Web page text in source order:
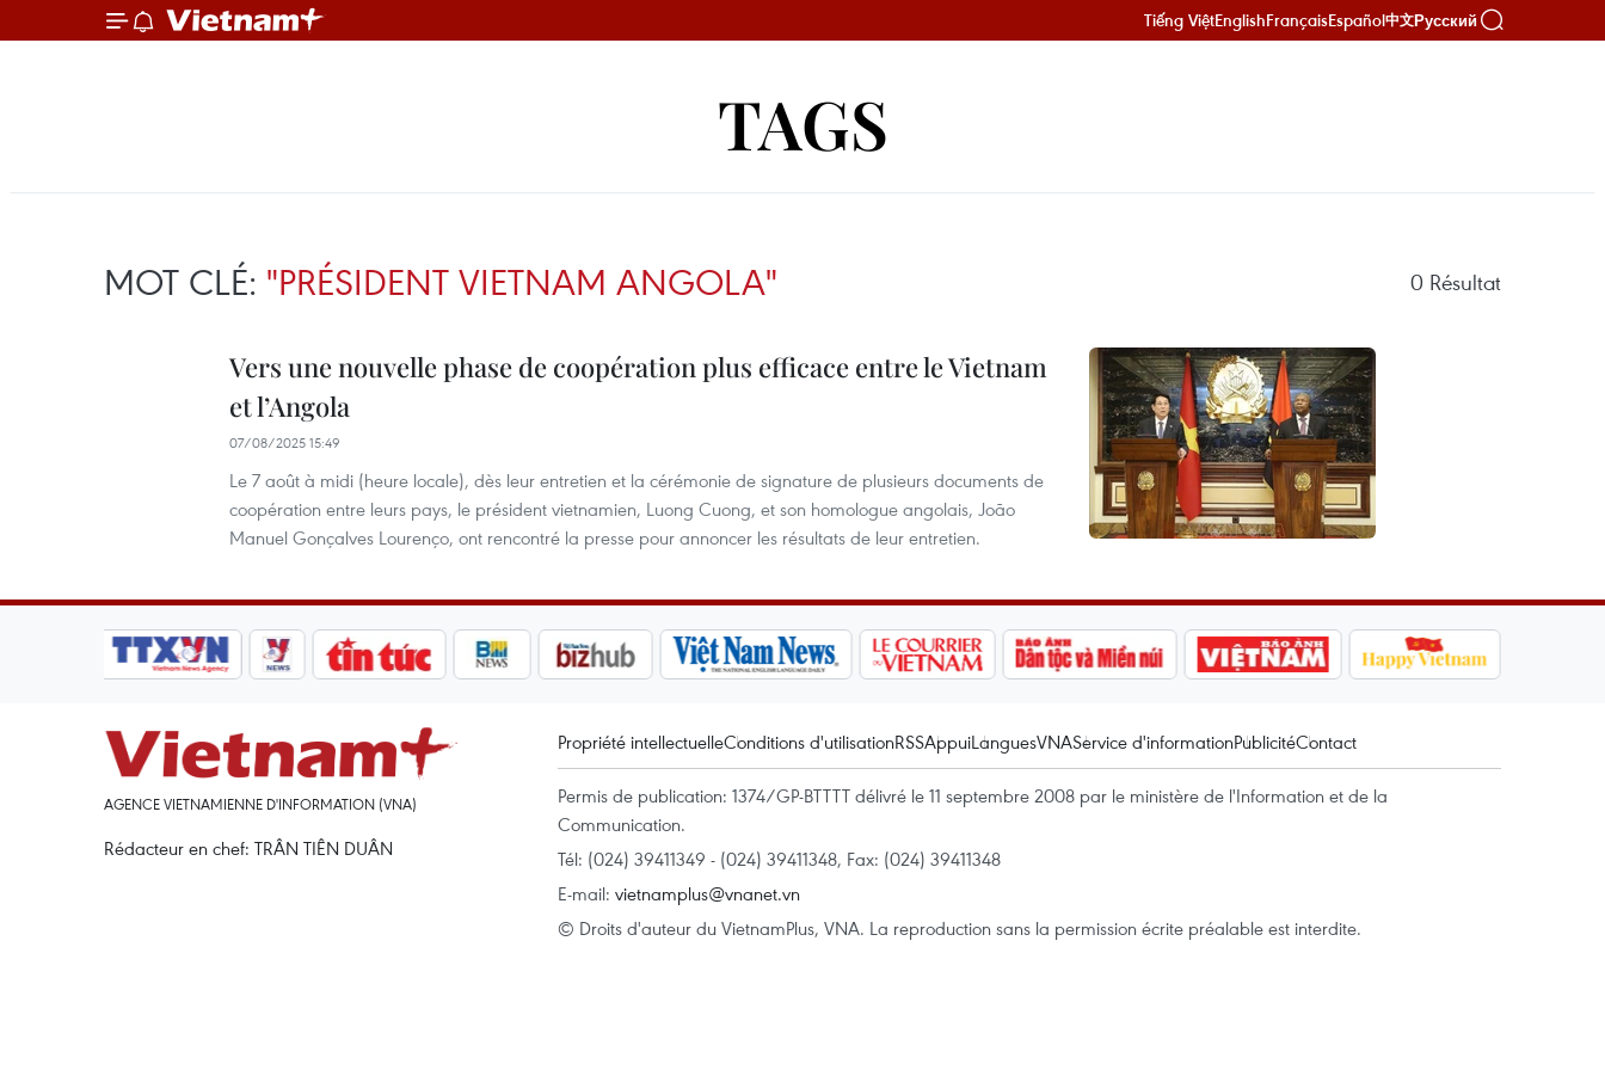
Tiếng ViệtEnglishFrançaisEspañol中文Русский
TAGS
MOT CLÉ: "PRÉSIDENT VIETNAM ANGOLA" 0 Résultat
Vers une nouvelle phase de coopération plus efficace entre le Vietnam
et l’Angola
07/08/2025 15:49
Le 7 août à midi (heure locale), dès leur entretien et la cérémonie de signature de plusieurs documents de
coopération entre leurs pays, le président vietnamien, Luong Cuong, et son homologue angolais, João
Manuel Gonçalves Lourenço, ont rencontré la presse pour annoncer les résultats de leur entretien.
AGENCE VIETNAMIENNE D'INFORMATION (VNA)
Rédacteur en chef: TRÂN TIÊN DUÂN
Propriété intellectuelleConditions d'utilisationRSSAppuiLanguesVNAService d'informationPublicitéContact
Permis de publication: 1374/GP-BTTTT délivré le 11 septembre 2008 par le ministère de l'Information et de la
Communication.
Tél: (024) 39411349 - (024) 39411348, Fax: (024) 39411348
E-mail: vietnamplus@vnanet.vn
© Droits d'auteur du VietnamPlus, VNA. La reproduction sans la permission écrite préalable est interdite.